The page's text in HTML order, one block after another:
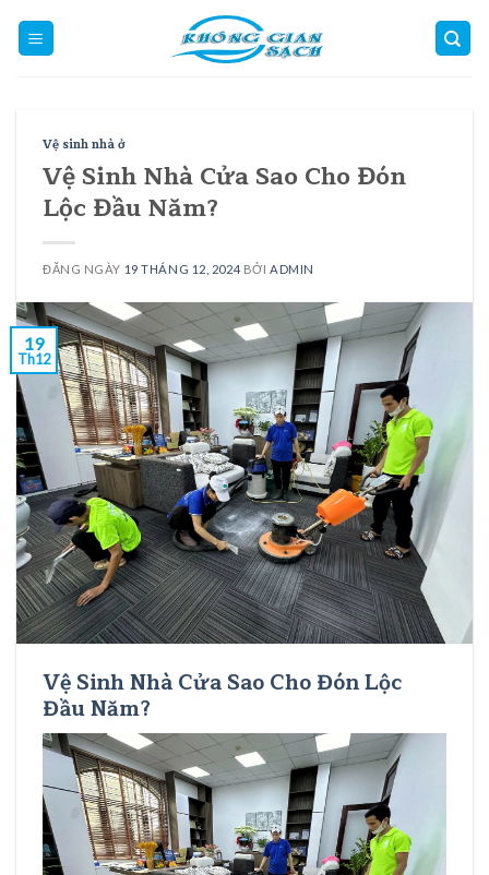
Vệ sinh nhà ở
Vệ Sinh Nhà Cửa Sao Cho Đón
Lộc Đầu Năm?
ĐĂNG NGÀY 19 THÁNG 12, 2024 BỞI ADMIN
19
Th12
Vệ Sinh Nhà Cửa Sao Cho Đón Lộc
Đầu Năm?